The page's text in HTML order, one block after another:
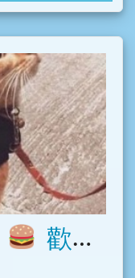
歡樂溫馨和平肥宅窩